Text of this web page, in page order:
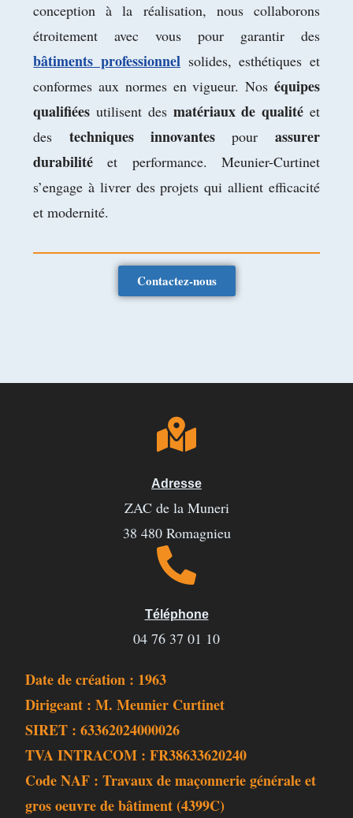
conception à la réalisation, nous collaborons
étroitement avec vous pour garantir des
bâtiments professionnelsolides, esthétiques et
conformes aux normes en vigueur. Nos équipes
qualifiées utilisent des matériaux de qualitéet
des techniques innovantes pour assurer
durabilité et performance. Meunier-Curtinet
s’engage à livrer des projets qui allient efficacité
et modernité.
Contactez-nous
Adresse
ZAC de la Muneri
38 480 Romagnieu
Téléphone
04 76 37 01 10
Date de création : 1963
Dirigeant : M. Meunier Curtinet
SIRET : 63362024000026
TVA INTRACOM : FR38633620240
Code NAF : Travaux de maçonnerie générale et
gros oeuvre de bâtiment (4399C)